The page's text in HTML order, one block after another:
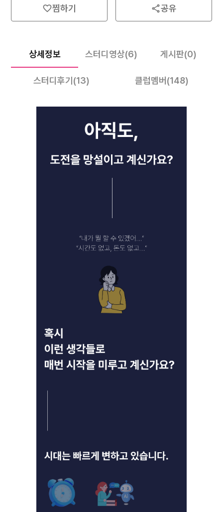
favorite찜하기 share공유
상세정보 스터디영상(6) 게시판(0)
스터디후기 (13) 클럽멤버 (148)